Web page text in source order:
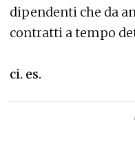
dipendenti che da
contratti a tempo
ci. es.